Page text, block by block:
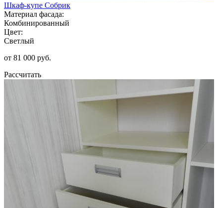
Шкаф-купе Собрик
Материал фасада:
Комбинированный
Цвет:
Светлый
от 81 000 руб.
Рассчитать